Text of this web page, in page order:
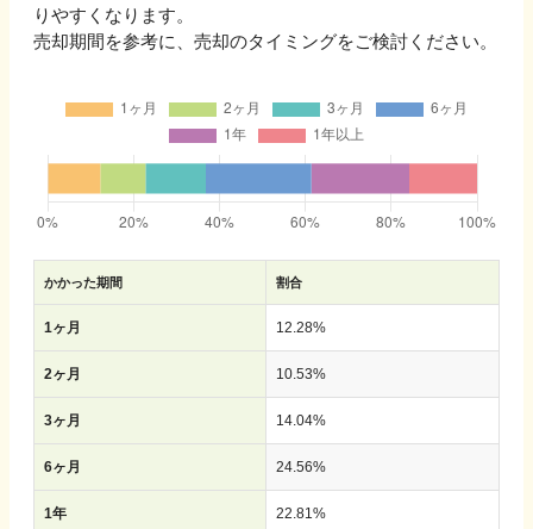
りやすくなります。
売却期間を参考に、売却のタイミングをご検討ください。
かかった期間 割合
1ヶ月 12.28%
2ヶ月 10.53%
3ヶ月 14.04%
6ヶ月 24.56%
1年 22.81 %